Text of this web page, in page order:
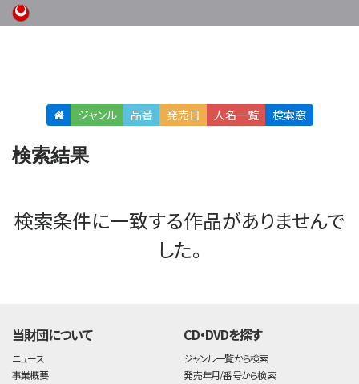
ジャンル 品番 発売日 人名一覧 検索窓
検索結果
検索条件に一致する作品がありませんで
した。
当財団について
ニュース
事業概要
CD・DVDを探す
ジャンル一覧から検索
発売年月/番号から検索